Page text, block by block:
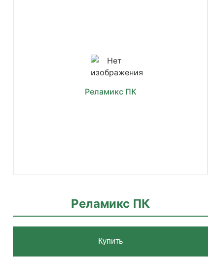
Реламикс ПК
Реламикс ПК
Купить